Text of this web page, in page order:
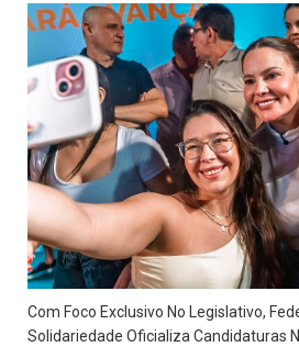
Com Foco Exclusivo No Legislativo,
Solidariedade Oficializa Candidaturas